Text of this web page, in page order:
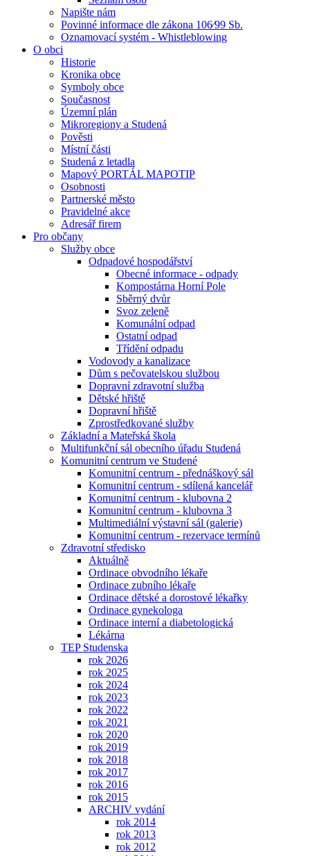
Napište nám
Povinné informace dle zákona 106⁄99 Sb.
Oznamovací systém - Whistleblowing
O obci
Historie
Kronika obce
Symboly obce
Současnost
Územní plán
Mikroregiony a Studená
Pověsti
Místní části
Studená z letadla
Mapový PORTÁL MAPOTIP
Osobnosti
Partnerské město
Pravidelné akce
Adresář firem
Pro občany
Služby obce
Odpadové hospodářství
Obecné informace - odpady
Kompostárna Horní Pole
Sběrný dvůr
Svoz zeleně
Komunální odpad
Ostatní odpad
Třídění odpadu
Vodovody a kanalizace
Dům s pečovatelskou službou
Dopravní zdravotní služba
Dětské hřiště
Dopravní hřiště
Zprostředkované služby
Základní a Mateřská škola
Multifunkční sál obecního úřadu Studená
Komunitní centrum ve Studené
Komunitní centrum - přednáškový sál
Komunitní centrum - sdílená kancelář
Komunitní centrum - klubovna 2
Komunitní centrum - klubovna 3
Multimediální výstavní sál (galerie)
Komunitní centrum - rezervace termínů
Zdravotní středisko
Aktuálně
Ordinace obvodního lékaře
Ordinace zubního lékaře
Ordinace dětské a dorostové lékařky
Ordinace gynekologa
Ordinace interní a diabetologická
Lékárna
TEP Studenska
rok 2026
rok 2025
rok 2024
rok 2023
rok 2022
rok 2021
rok 2020
rok 2019
rok 2018
rok 2017
rok 2016
rok 2015
ARCHIV vydání
rok 2014
rok 2013
rok 2012